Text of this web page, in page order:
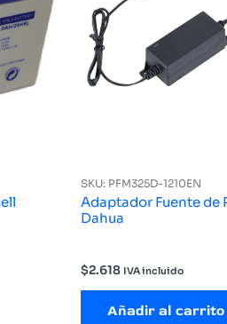
SKU: PFM325D-1210EN
Adaptador Fuente de
Dahua
$2.618 IVA incluido
Añadir al carrito